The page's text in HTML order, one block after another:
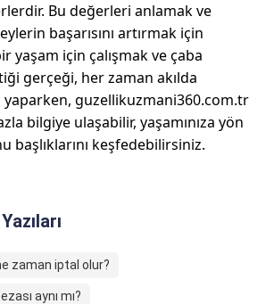
Bu değerleri anlamak ve
başarısını artırmak için
yaşam için çalışmak ve çaba
gerçeği, her zaman akılda
yaparken, guzellikuzmani360.com.tr
bilgiye ulaşabilir, yaşamınıza yön
başlıklarını keşfedebilirsiniz.
Yazıları
zaman iptal olur?
aynı mı?